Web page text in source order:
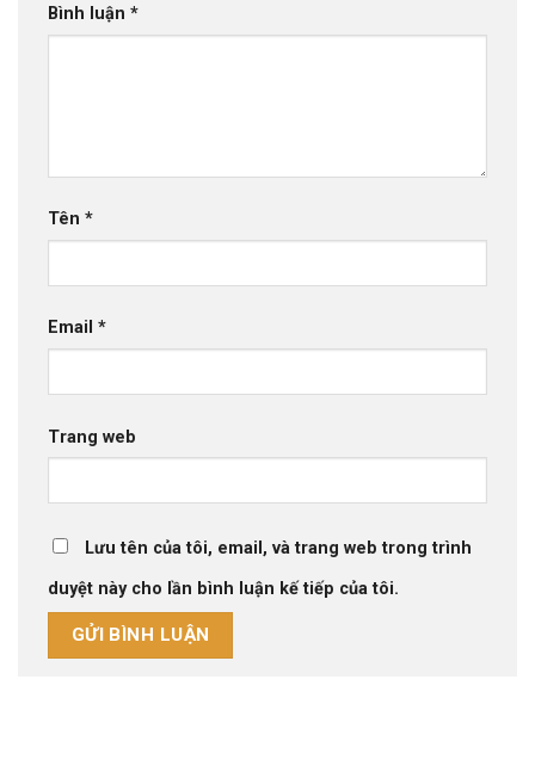
Bình luận *
Tên *
Email *
Trang web
Lưu tên của tôi, email, và trang web trong trình
duyệt này cho lần bình luận kế tiếp của tôi.